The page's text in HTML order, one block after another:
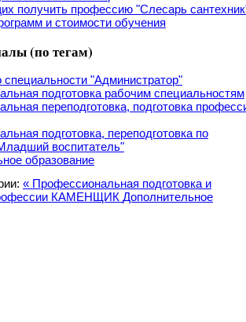
получить профессию "Слесарь
и стоимости обучения
(по тегам)
"Администратор"
подготовка рабочим специальностям
переподготовка, подготовка
подготовка, переподготовка по
воспитатель"
образование
« Профессиональная подготовка и
КАМЕНЩИК Дополнительное